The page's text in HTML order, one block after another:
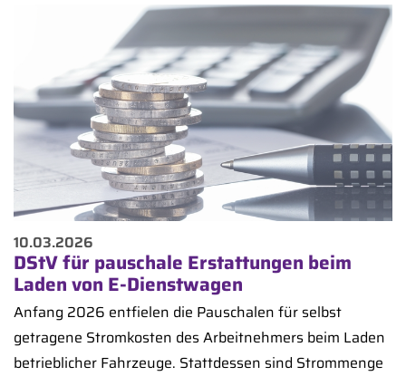
10.03.2026
DStV für pauschale Erstattungen beim
Laden von E-Dienstwagen
Anfang 2026 entfielen die Pauschalen für selbst
getragene Stromkosten des Arbeitnehmers beim Laden
betrieblicher Fahrzeuge. Stattdessen sind Strommenge